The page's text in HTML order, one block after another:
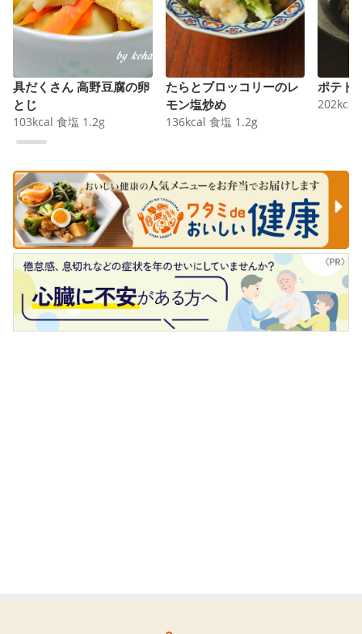
具だくさん 高野豆腐の卵
とじ
103kcal 食塩 1.2g
たらとブロッコリーのレ
モン塩炒め
136kcal 食塩 1.2g
ポテト
202kcal